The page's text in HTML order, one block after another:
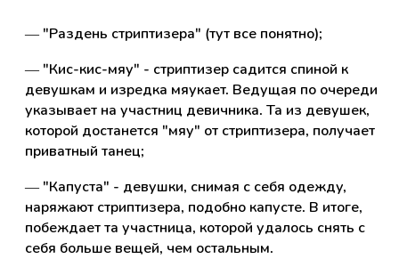
— "Раздень стриптизера" (тут все понятно);
— "Кис-кис-мяу" - стриптизер садится спиной к
девушкам и изредка мяукает. Ведущая по очереди
указывает на участниц девичника. Та из девушек,
которой достанется "мяу" от стриптизера, получает
приватный танец;
— "Капуста" - девушки, снимая с себя одежду,
наряжают стриптизера, подобно капусте. В итоге,
побеждает та участница, которой удалось снять с
себя больше вещей, чем остальным.